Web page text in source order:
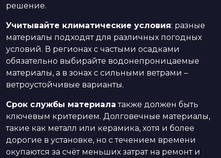
решение.
Учитывайте климатические условия: разные
материалы подходят для различных погодных
условий. В регионах с частыми осадками
обязательно выбирайте водонепроницаемые
материалы, а в зонах с сильными ветрами –
ветроустойчивые варианты.
Срок службы материала также должен быть
ключевым критерием. Долговечные материалы,
такие как металл или керамика, хотя и более
дорогие в установке, но с течением времени
окупаются за счёт меньших затрат на ремонт и